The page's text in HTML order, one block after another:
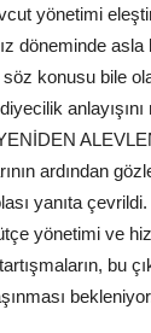
yönetimi
döneminde
konusu bile
ardından
yanıta
yönetimi ve
bu